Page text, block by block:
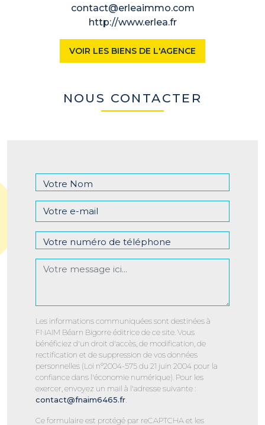
contact@erleaimmo.com
http://www.erlea.fr
VOIR LES BIENS DE L'AGENCE
NOUS CONTACTER
Les informations communiquées sont destinées à
FNAIM Béarn Bigorre éditrice de ce site. Vous
bénéficiez d'un droit d'accès, de modification, de
rectification et de suppression de vos données
personnelles (Loi n°2004-575 du 21 juin 2004 pour la
confiance dans l'économie numérique). Pour les
exercer, envoyez un mail à l'adresse suivante :
contact@fnaim6465.fr
Ce formulaire est protégé par reCAPTCHA et les